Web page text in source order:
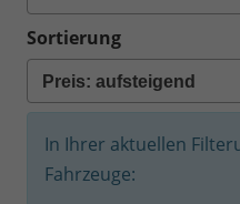
Sortierung
In Ihrer aktuellen
Fahrzeuge: